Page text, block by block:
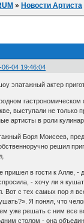
»Новости Артиста
06-04 19:46:04
эпатажный актер
выступали не только
артисты в роли
Боря Моисеев,
решил
пришел в гости к Алле,
- хочу ли я
Вот с тех самых пор я
Я понял, что
уже решать с ним все
столом - она